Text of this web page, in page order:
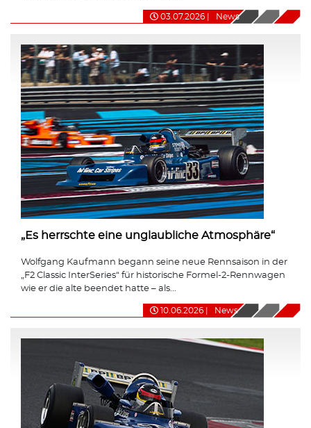
03.07.2026 News
„Es herrschte eine unglaubliche Atmosphäre“
Wolfgang Kaufmann begann seine neue Rennsaison in der
„F2 Classic InterSeries“ für historische Formel-2-Rennwagen
wie er die alte beendet hatte – als...
10.06.2026 News